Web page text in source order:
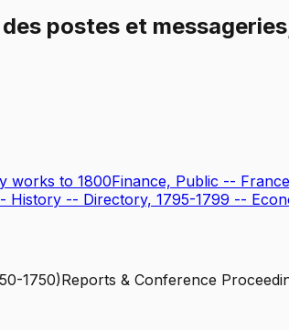
postes et
works to 1800Finance, Public --
History -- Directory, 1795-1799 --
1750)Reports & Conference